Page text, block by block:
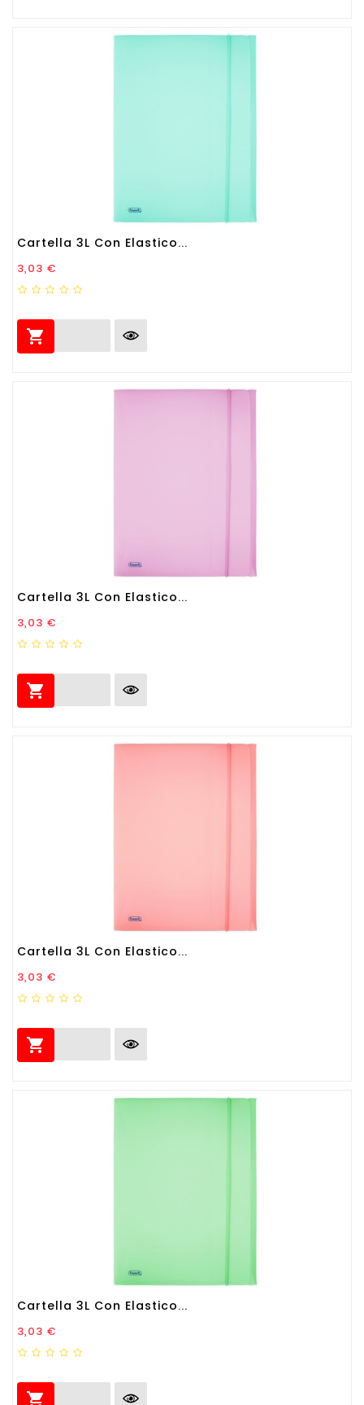
Cartella 3L Con Elastico...
Prezzo
3,03 €

Cartella 3L Con Elastico...
Prezzo
3,03 €

Cartella 3L Con Elastico...
Prezzo
3,03 €

Cartella 3L Con Elastico...
Prezzo
3,03 €
